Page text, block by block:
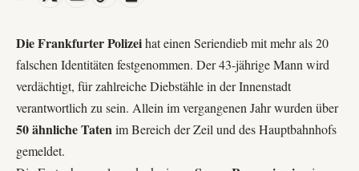
Die Frankfurter Polizeihat einen Seriendieb mit mehr als 20
falschen Identitäten festgenommen. Der 43-jährige Mann wird
verdächtigt, für zahlreiche Diebstähle in der Innenstadt
verantwortlich zu sein. Allein im vergangenen Jahr wurden über
50 ähnliche Tatenim Bereich der Zeil und des Hauptbahnhofs
gemeldet.